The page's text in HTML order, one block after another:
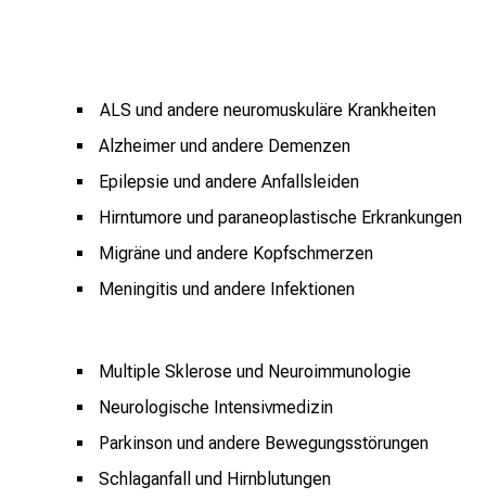
ALS und andere neuromuskuläre Krankheiten
Alzheimer und andere Demenzen
Epilepsie und andere Anfallsleiden
Hirntumore und paraneoplastische Erkrankungen
Migräne und andere Kopfschmerzen
Meningitis und andere Infektionen
Multiple Sklerose und Neuroimmunologie
Neurologische Intensivmedizin
Parkinson und andere Bewegungsstörungen
Schlaganfall und Hirnblutungen